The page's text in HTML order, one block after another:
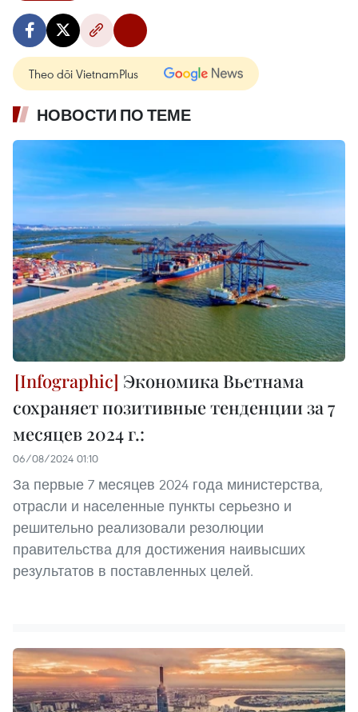
Theo dõi VietnamPlus
НОВОСТИ ПО ТЕМЕ
Экономика Вьетнама
сохраняет позитивные тенденции за 7
месяцев 2024 г.:
06/08/2024 01:10
За первые 7 месяцев 2024 года министерства,
отрасли и населенные пункты серьезно и
решительно реализовали резолюции
правительства для достижения наивысших
результатов в поставленных целей.